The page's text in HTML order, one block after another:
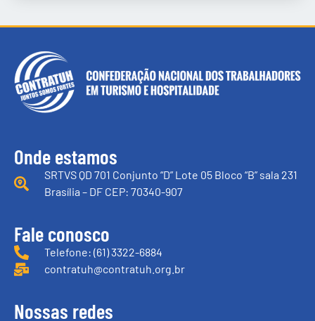
Onde estamos
SRTVS QD 701 Conjunto “D” Lote 05 Bloco “B” sala 231
Brasília – DF CEP: 70340-907
Fale conosco
Telefone: (61) 3322-6884
contratuh@contratuh.org.br
Nossas redes